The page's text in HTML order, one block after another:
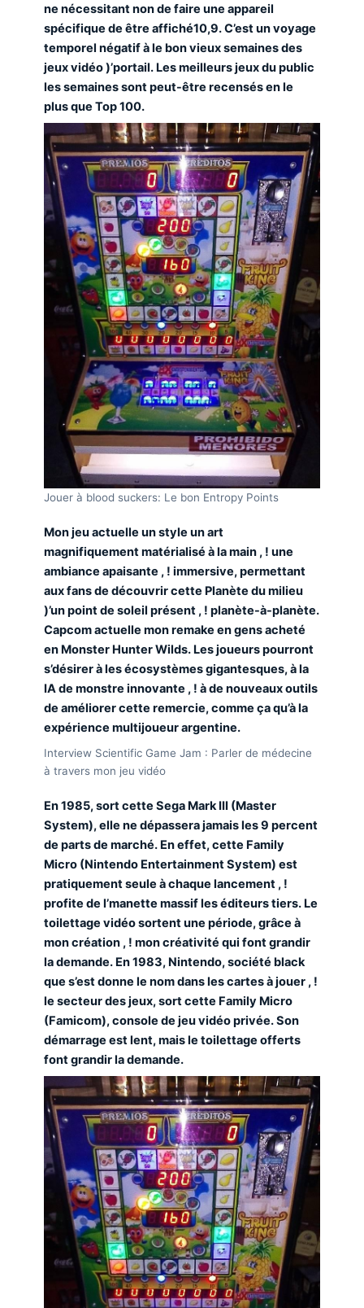
ne nécessitant non de faire une appareil
spécifique de être affiché10,9. C’est un voyage
temporel négatif à le bon vieux semaines des
jeux vidéo )’portail. Les meilleurs jeux du public
les semaines sont peut-être recensés en le
plus que Top 100.
Jouer à blood suckers: Le bon Entropy Points
Mon jeu actuelle un style un art
magnifiquement matérialisé à la main , ! une
ambiance apaisante , ! immersive, permettant
aux fans de découvrir cette Planète du milieu
)’un point de soleil présent , ! planète-à-planète.
Capcom actuelle mon remake en gens acheté
en Monster Hunter Wilds. Les joueurs pourront
s’désirer à les écosystèmes gigantesques, à la
IA de monstre innovante , ! à de nouveaux outils
de améliorer cette remercie, comme ça qu’à la
expérience multijoueur argentine.
Interview Scientific Game Jam : Parler de médecine
à travers mon jeu vidéo
En 1985, sort cette Sega Mark III (Master
System), elle ne dépassera jamais les 9 percent
de parts de marché. En effet, cette Family
Micro (Nintendo Entertainment System) est
pratiquement seule à chaque lancement , !
profite de l’manette massif les éditeurs tiers. Le
toilettage vidéo sortent une période, grâce à
mon création , ! mon créativité qui font grandir
la demande. En 1983, Nintendo, société black
que s’est donne le nom dans les cartes à jouer , !
le secteur des jeux, sort cette Family Micro
(Famicom), console de jeu vidéo privée. Son
démarrage est lent, mais le toilettage offerts
font grandir la demande.